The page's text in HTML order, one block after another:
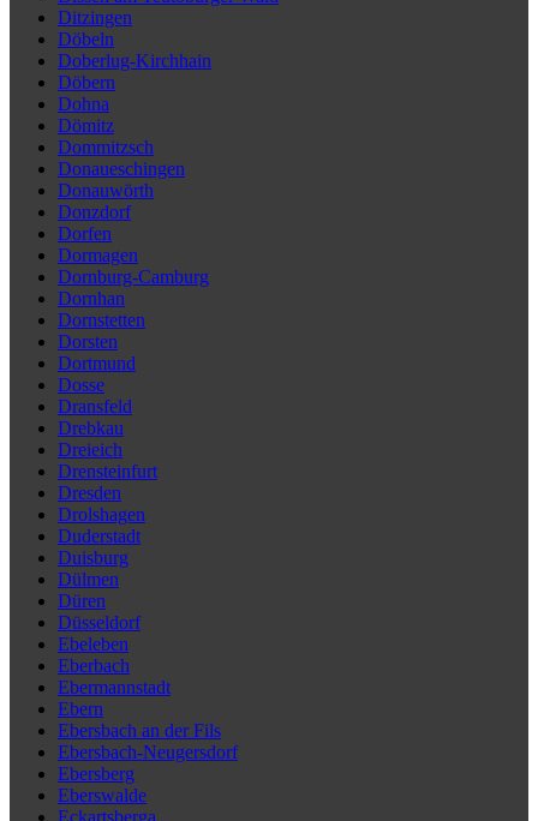
Ditzingen
Döbeln
Doberlug-Kirchhain
Döbern
Dohna
Dömitz
Dommitzsch
Donaueschingen
Donauwörth
Donzdorf
Dorfen
Dormagen
Dornburg-Camburg
Dornhan
Dornstetten
Dorsten
Dortmund
Dosse
Dransfeld
Drebkau
Dreieich
Drensteinfurt
Dresden
Drolshagen
Duderstadt
Duisburg
Dülmen
Düren
Düsseldorf
Ebeleben
Eberbach
Ebermannstadt
Ebern
Ebersbach an der Fils
Ebersbach-Neugersdorf
Ebersberg
Eberswalde